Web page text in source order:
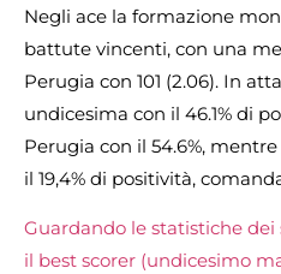
Negli ace la formazione
battute vincenti, con una
Perugia con 101 (2.06). In
undicesima con il 46.1% di
Perugia con il 54.6%,
il 19,4% di positività,
Guardando le statistiche dei
il best scorer (undicesimo